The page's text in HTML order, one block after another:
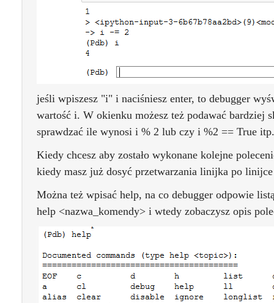
jeśli wpiszesz "i" i naciśniesz enter, to debugger
wartość i. W okienku możesz też podawać bardziej
sprawdzać ile wynosi i % 2 lub czy i %2 == True itp.
Kiedy chcesz aby zostało wykonane kolejne
kiedy masz już dosyć przetwarzania linijka po
Można też wpisać help, na co debugger odpowie
help <nazwa_komendy> i wtedy zobaczysz opis